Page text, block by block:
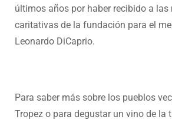
últimos años por haber recibido a las
caritativas de la fundación para el
Leonardo DiCaprio.
Para saber más sobre los pueblos
Tropez o para degustar un vino de la